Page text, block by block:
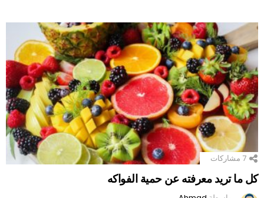
7 مشاركات
كل ما تريد معرفته عن حمية الفواكه